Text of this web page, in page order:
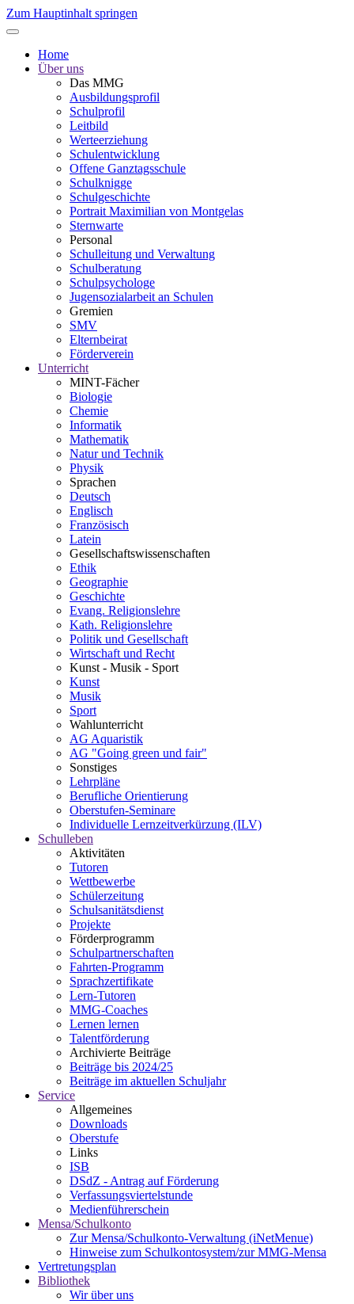
Zum Hauptinhalt springen
Home
Über uns
Das MMG
Ausbildungsprofil
Schulprofil
Leitbild
Werteerziehung
Schulentwicklung
Offene Ganztagsschule
Schulknigge
Schulgeschichte
Portrait Maximilian von Montgelas
Sternwarte
Personal
Schulleitung und Verwaltung
Schulberatung
Schulpsychologe
Jugensozialarbeit an Schulen
Gremien
SMV
Elternbeirat
Förderverein
Unterricht
MINT-Fächer
Biologie
Chemie
Informatik
Mathematik
Natur und Technik
Physik
Sprachen
Deutsch
Englisch
Französisch
Latein
Gesellschaftswissenschaften
Ethik
Geographie
Geschichte
Evang. Religionslehre
Kath. Religionslehre
Politik und Gesellschaft
Wirtschaft und Recht
Kunst - Musik - Sport
Kunst
Musik
Sport
Wahlunterricht
AG Aquaristik
AG "Going green und fair"
Sonstiges
Lehrpläne
Berufliche Orientierung
Oberstufen-Seminare
Individuelle Lernzeitverkürzung (ILV)
Schulleben
Aktivitäten
Tutoren
Wettbewerbe
Schülerzeitung
Schulsanitätsdienst
Projekte
Förderprogramm
Schulpartnerschaften
Fahrten-Programm
Sprachzertifikate
Lern-Tutoren
MMG-Coaches
Lernen lernen
Talentförderung
Archivierte Beiträge
Beiträge bis 2024/25
Beiträge im aktuellen Schuljahr
Service
Allgemeines
Downloads
Oberstufe
Links
ISB
DSdZ - Antrag auf Förderung
Verfassungsviertelstunde
Medienführerschein
Mensa/Schulkonto
Zur Mensa/Schulkonto-Verwaltung (iNetMenue)
Hinweise zum Schulkontosystem/zur MMG-Mensa
Vertretungsplan
Bibliothek
Wir über uns